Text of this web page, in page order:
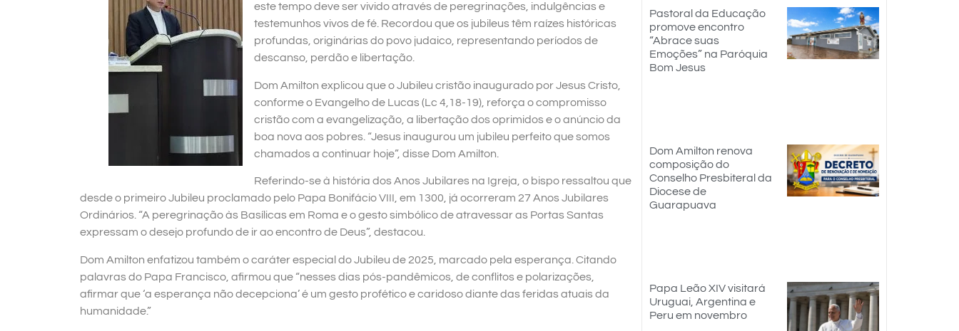
este tempo deve ser vivido através de peregrinações, indulgências e
testemunhos vivos de fé. Recordou que os jubileus têm raízes históricas
profundas, originárias do povo judaico, representando períodos de
descanso, perdão e libertação.
Dom Amilton explicou que o Jubileu cristão inaugurado por Jesus Cristo,
conforme o Evangelho de Lucas (Lc 4,18-19), reforça o compromisso
cristão com a evangelização, a libertação dos oprimidos e o anúncio da
boa nova aos pobres. “Jesus inaugurou um jubileu perfeito que somos
chamados a continuar hoje”, disse Dom Amilton.
Referindo-se à história dos Anos Jubilares na Igreja, o bispo ressaltou que
desde o primeiro Jubileu proclamado pelo Papa Bonifácio VIII, em 1300, já ocorreram 27 Anos Jubilares
Ordinários. “A peregrinação às Basílicas em Roma e o gesto simbólico de atravessar as Portas Santas
expressam o desejo profundo de ir ao encontro de Deus”, destacou.
Dom Amilton enfatizou também o caráter especial do Jubileu de 2025, marcado pela esperança. Citando
palavras do Papa Francisco, afirmou que “nesses dias pós-pandêmicos, de conflitos e polarizações,
afirmar que ‘a esperança não decepciona’ é um gesto profético e caridoso diante das feridas atuais da
humanidade.”
Pastoral da Educação
promove encontro
“Abrace suas
Emoções” na Paróquia
Bom Jesus
Dom Amilton renova
composição do
Conselho Presbiteral da
Diocese de
Guarapuava
Papa Leão XIV visitará
Uruguai, Argentina e
Peru em novembro